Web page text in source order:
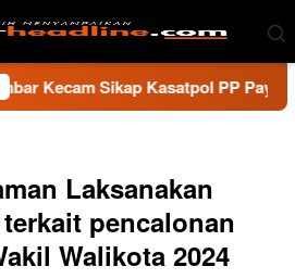
Sikap Kasatpol PP Payakumbuh,
Laksanakan
pencalonan
Walikota 2024